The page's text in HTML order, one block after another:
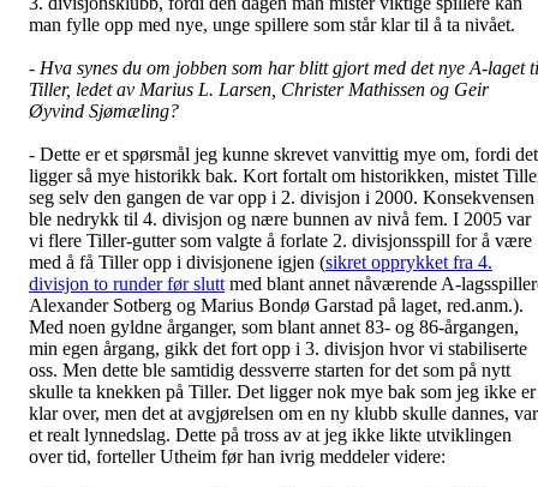
man fylle opp med nye, unge spillere som står klar til å ta nivået.
- Hva synes du om jobben som har blitt gjort med det nye A-laget
Tiller, ledet av Marius L. Larsen, Christer Mathissen og Geir
Øyvind Sjømæling?
- Dette er et spørsmål jeg kunne skrevet vanvittig mye om, fordi det
ligger så mye historikk bak. Kort fortalt om historikken, mistet
seg selv den gangen de var opp i 2. divisjon i 2000. Konsekvensen
ble nedrykk til 4. divisjon og nære bunnen av nivå fem. I 2005 var
vi flere Tiller-gutter som valgte å forlate 2. divisjonsspill for å være
med å få Tiller opp i divisjonene igjen (sikret opprykket fra 4.
divisjon to runder før slutt med blant annet nåværende A-
Alexander Sotberg og Marius Bondø Garstad på laget, red.anm.).
Med noen gyldne årganger, som blant annet 83- og 86-årgangen,
min egen årgang, gikk det fort opp i 3. divisjon hvor vi stabiliserte
oss. Men dette ble samtidig dessverre starten for det som på nytt
skulle ta knekken på Tiller. Det ligger nok mye bak som jeg ikke er
klar over, men det at avgjørelsen om en ny klubb skulle dannes, var
et realt lynnedslag. Dette på tross av at jeg ikke likte utviklingen
over tid, forteller Utheim før han ivrig meddeler videre: